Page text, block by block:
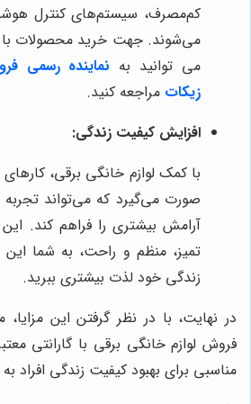
کم‌مصرف، سیستم‌های کنترل
می‌شوند. جهت خرید محصولات با
می توانید به نماینده رسمی
زیکات مراجعه کنید.
افزایش کیفیت زندگی:
با کمک لوازم خانگی برقی،
صورت می‌گیرد که می‌تواند تجربه
آرامش بیشتری را فراهم کند.
تمیز، منظم و راحت، به شما این
زندگی خود لذت بیشتری ببرید.
در نهایت، با در نظر گرفتن این
فروش لوازم خانگی برقی با گارانتی
مناسبی برای بهبود کیفیت زندگی افراد به